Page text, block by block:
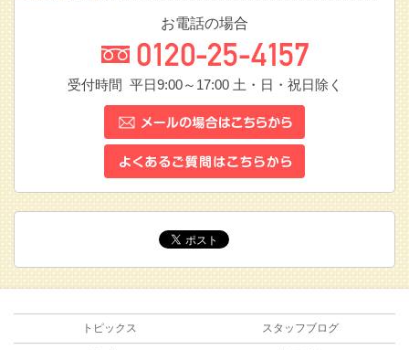
お電話の場合
受付時間 平日9:00～17:00土・日・祝日除く
トピックス スタッフブログ